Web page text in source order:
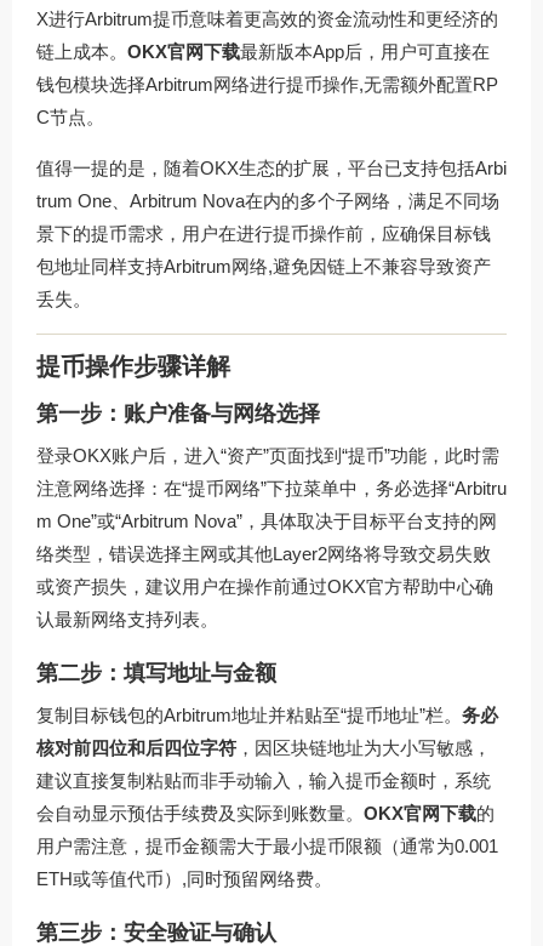
X进行Arbitrum提币意味着更高效的资金流动性和更经济的
链上成本。 OKX官网下载最新版本App后，用户可直接在
钱包模块选择Arbitrum网络进行提币操作,无需额外配置RP
C节点。
值得一提的是，随着OKX生态的扩展，平台已支持包括Arbi
trum One、Arbitrum Nova在内的多个子网络，满足不同场
景下的提币需求，用户在进行提币操作前，应确保目标钱
包地址同样支持Arbitrum网络,避免因链上不兼容导致资产
丢失。
提币操作步骤详解
第一步：账户准备与网络选择
登录OKX账户后，进入“资产”页面找到“提币”功能，此时需
注意网络选择：在“提币网络”下拉菜单中，务必选择“Arbitru
m One”或“Arbitrum Nova”，具体取决于目标平台支持的网
络类型，错误选择主网或其他Layer2网络将导致交易失败
或资产损失，建议用户在操作前通过OKX官方帮助中心确
认最新网络支持列表。
第二步：填写地址与金额
复制目标钱包的Arbitrum地址并粘贴至“提币地址”栏。 务必
核对前四位和后四位字符 ，因区块链地址为大小写敏感，
建议直接复制粘贴而非手动输入，输入提币金额时，系统
会自动显示预估手续费及实际到账数量。 OKX官网下载的
用户需注意，提币金额需大于最小提币限额（通常为0.001
ETH或等值代币）,同时预留网络费。
第三步：安全验证与确认